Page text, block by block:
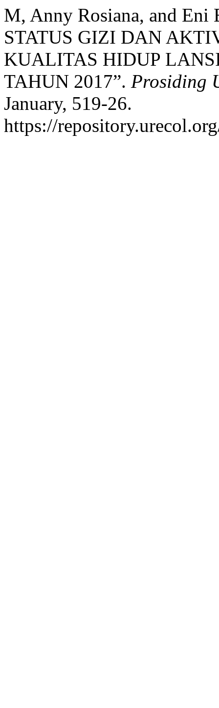
M, Anny Rosiana, and
STATUS GIZI DAN
KUALITAS HIDUP
TAHUN 2017”. Prosiding
January, 519-26.
https://